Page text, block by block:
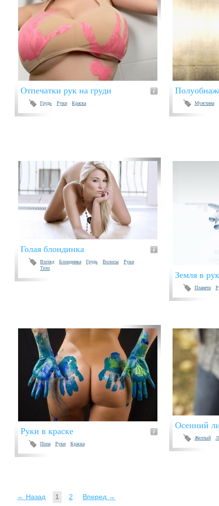
Отпечатки рук на груди
Грудь Руки Краска Мужчина
Голая блондинка
Взгляд Блондинка Грудь Волосы
Руки
Тело
Земля в
Планета
Руки в краске
Попа Руки Краска
Осенний
Желтый
← Назад 1 2 Вперед →